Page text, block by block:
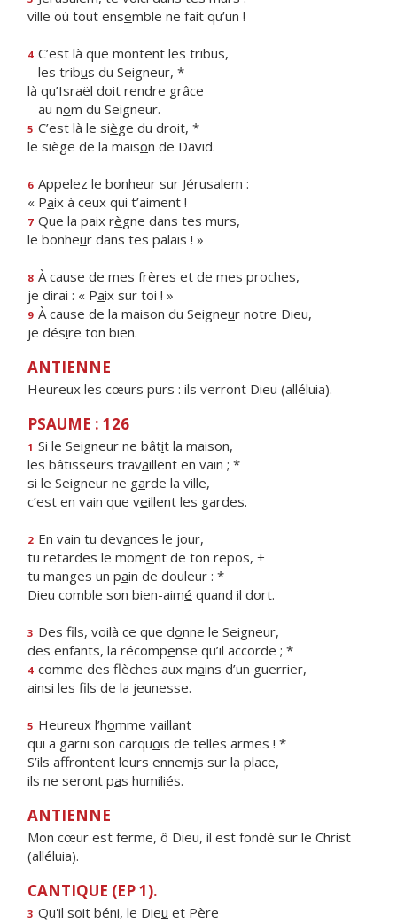
ville où tout ensemble ne fait qu’un !
4 C’est là que montent les tribus,
les tribus du Seigneur, *
là qu’Israël doit rendre grâce
au nom du Seigneur.
5 C’est là le siège du droit, *
le siège de la maison de David.
6 Appelez le bonheur sur Jérusalem :
« Paix à ceux qui t’aiment !
7 Que la paix règne dans tes murs,
le bonheur dans tes palais ! »
8 À cause de mes frères et de mes proches,
je dirai : « Paix sur toi ! »
9 À cause de la maison du Seigneur notre Dieu,
je désire ton bien.
ANTIENNE
Heureux les cœurs purs : ils verront Dieu (alléluia).
PSAUME : 126
1 Si le Seigneur ne bâtit la maison,
les bâtisseurs travaillent en vain ; *
si le Seigneur ne garde la ville,
c’est en vain que veillent les gardes.
2 En vain tu devances le jour,
tu retardes le moment de ton repos, +
tu manges un pain de douleur : *
Dieu comble son bien-aimé quand il dort.
3 Des fils, voilà ce que donne le Seigneur,
des enfants, la récompense qu’il accorde ; *
4 comme des flèches aux mains d’un guerrier,
ainsi les fls de la jeunesse.
5 Heureux l’homme vaillant
qui a garni son carquois de telles armes ! *
S’ils affrontent leurs ennemis sur la place,
ils ne seront pas humiliés.
ANTIENNE
Mon cœur est ferme, ô Dieu, il est fondé sur le Christ
(alléluia).
CANTIQUE (EP 1).
3 Qu'il soit béni, le Dieu et Père